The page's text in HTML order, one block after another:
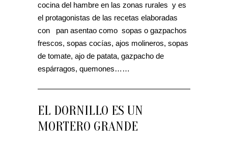
cocina del hambre en las zonas rurales y es
el protagonistas de las recetas elaboradas
con pan asentao como sopas o gazpachos
frescos, sopas cocías, ajos molineros, sopas
de tomate, ajo de patata, gazpacho de
espárragos, quemones……
EL DORNILLO ES UN
MORTERO GRANDE